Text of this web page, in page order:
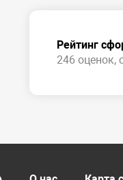
Рейтинг
246 оценок,